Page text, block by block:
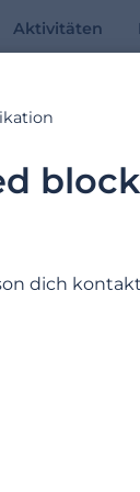
Aktivitäten
», « Registrierung »
dich